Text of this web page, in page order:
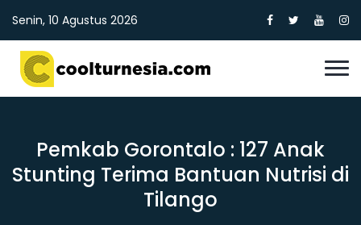
Senin, 10 Agustus 2026
Pemkab Gorontalo : 127 Anak
Stunting Terima Bantuan Nutrisi di
Tilango